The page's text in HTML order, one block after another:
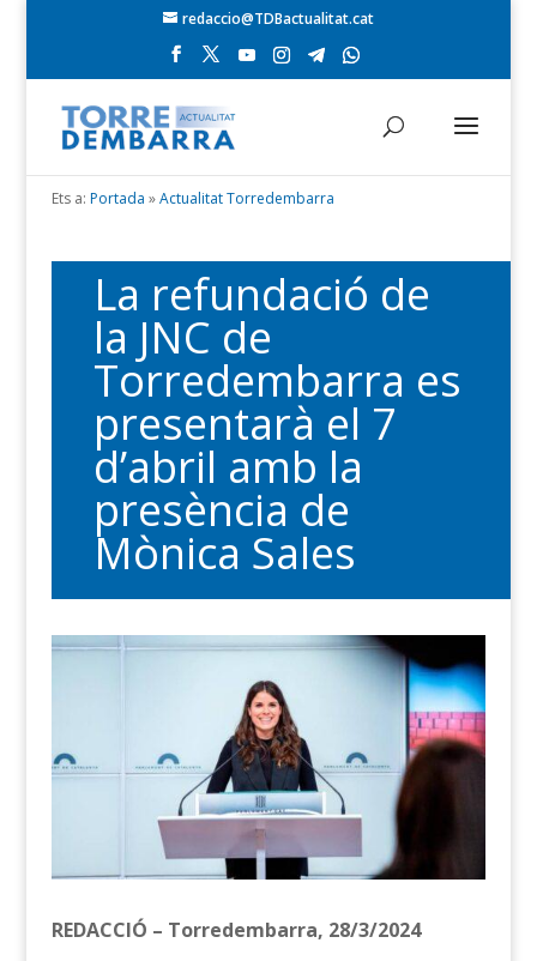
redaccio@TDBactualitat.cat
Ets a: Portada »Actualitat Torredembarra
La refundació de
la JNC de
Torredembarra es
presentarà el 7
d’abril amb la
presència de
Mònica Sales
REDACCIÓ – Torredembarra, 28/3/2024